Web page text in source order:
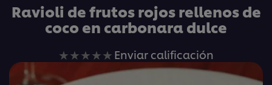
Ravioli de frutos rojos rellenos de
coco en carbonara dulce
No
se
Enviar calificación